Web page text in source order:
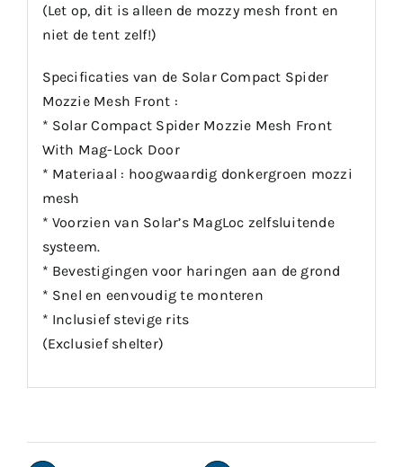
(Let op, dit is alleen de mozzy mesh front en
niet de tent zelf!)
Specificaties van de Solar Compact Spider
Mozzie Mesh Front :
* Solar Compact Spider Mozzie Mesh Front
With Mag-Lock Door
* Materiaal : hoogwaardig donkergroen mozzi
mesh
* Voorzien van Solar’s MagLoc zelfsluitende
systeem.
* Bevestigingen voor haringen aan de grond
* Snel en eenvoudig te monteren
* Inclusief stevige rits
(Exclusief shelter)